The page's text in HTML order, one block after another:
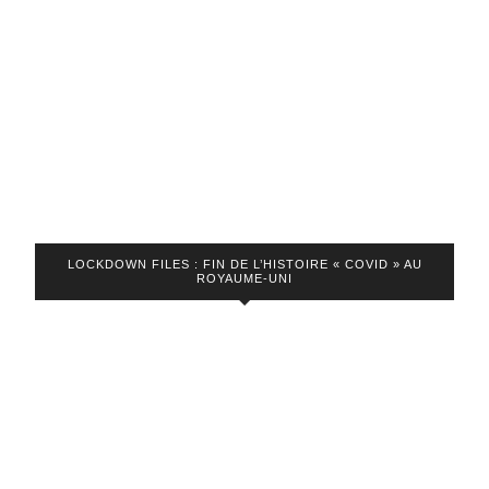
LOCKDOWN FILES : FIN DE L’HISTOIRE « COVID » AU
ROYAUME-UNI